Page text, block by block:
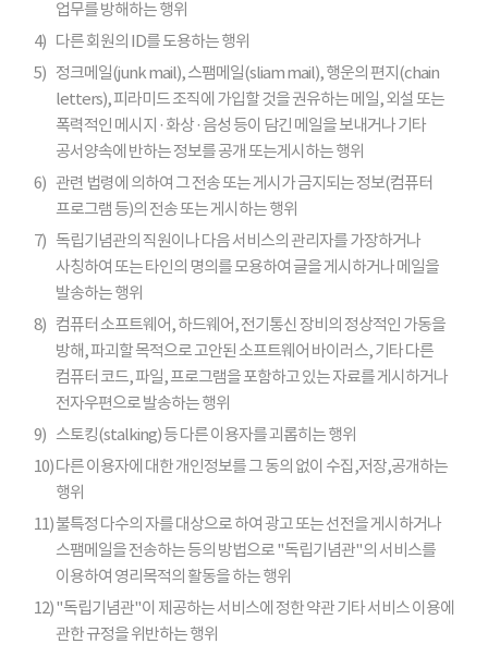
업무를 방해하는 행위
4) 다른 회원의 ID를 도용하는 행위
5) 정크메일(junk mail), 스팸메일(sliam mail), 행운의 편지(chain
letters), 피라미드 조직에 가입할 것을 권유하는 메일, 외설 또는
폭력적인 메시지 · 화상 · 음성 등이 담긴 메일을 보내거나 기타
공서양속에 반하는 정보를 공개 또는게시하는 행위
6) 관련 법령에 의하여 그 전송 또는 게시가 금지되는 정보(컴퓨터
프로그램 등)의 전송 또는 게시하는 행위
7) 독립기념관의 직원이나 다음 서비스의 관리자를 가장하거나
사칭하여 또는 타인의 명의를 모용하여 글을 게시하거나 메일을
발송하는 행위
8) 컴퓨터 소프트웨어, 하드웨어, 전기통신 장비의 정상적인 가동을
방해, 파괴할 목적으로 고안된 소프트웨어 바이러스, 기타 다른
컴퓨터 코드, 파일, 프로그램을 포함하고 있는 자료를 게시하거나
전자우편으로 발송하는 행위
9) 스토킹(stalking) 등 다른 이용자를 괴롭히는 행위
10)다른 이용자에 대한 개인정보를 그 동의 없이 수집,저장,공개하는
행위
11)불특정 다수의 자를 대상으로 하여 광고 또는 선전을 게시하거나
스팸메일을 전송하는 등의 방법으로 "독립기념관"의 서비스를
이용하여 영리목적의 활동을 하는 행위
12)"독립기념관"이 제공하는 서비스에 정한 약관 기타 서비스 이용에
관한 규정을 위반하는 행위